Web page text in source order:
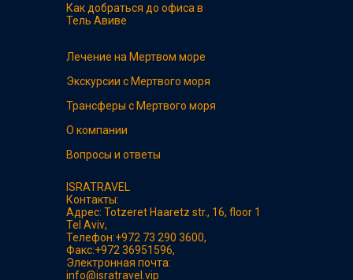
Как добраться до офиса в
Тель Авиве
Лечение на Мертвом море
Экскурсии с Мертвого моря
Трансферы с Мертвого моря
О компании
Вопросы и ответы
ISRATRAVEL
Контакты:
Адрес: Totzeret Haaretz str., 16, floor 1
Tel Aviv,
Телефон:+972 73 290 3600,
Факс:+972 36951596,
Электронная почта:
info@isratravel.vip